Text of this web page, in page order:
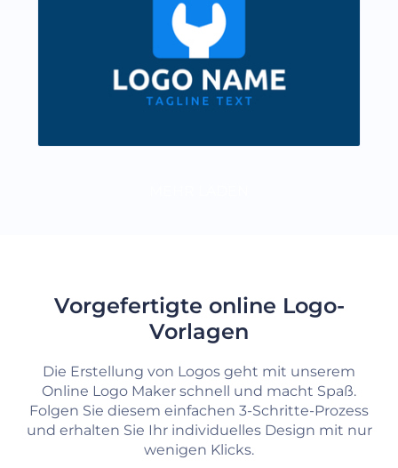
Vorgefertigte online Logo-
Vorlagen
Die Erstellung von Logos geht mit unserem
Online Logo Maker schnell und macht Spaß.
Folgen Sie diesem einfachen 3-Schritte-Prozess
und erhalten Sie Ihr individuelles Design mit nur
wenigen Klicks.